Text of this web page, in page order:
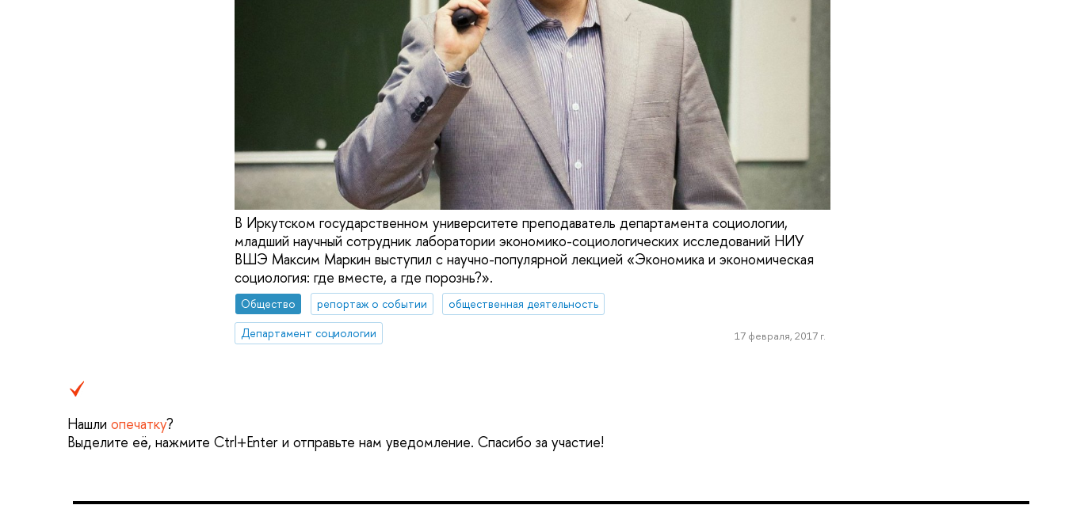
В Иркутском государственном университете преподаватель департамента социологии,
младший научный сотрудник лаборатории экономико-социологических исследований НИУ
ВШЭ Максим Маркин выступил с научно-популярной лекцией «Экономика и экономическая
социология: где вместе, а где порознь?».
Общество репортаж о событии
общественная деятельность
Департамент социологии
17 февраля, 2017 г.
Нашли опечатку?
Выделите её, нажмите Ctrl+Enter и отправьте нам уведомление. Спасибо за участие!